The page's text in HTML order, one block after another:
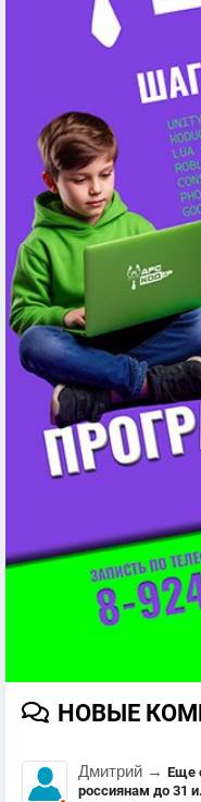
НОВЫЕ
Дмитрий → Еще
россиянам до 31